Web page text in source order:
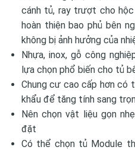
cánh tủ, ray trượt cho
hoàn thiện bao phủ bên
không bị ảnh hưởng của
Nhựa, inox, gỗ công
lựa chọn phổ biến cho tủ
Chung cư cao cấp hơn có
khẩu để tăng tính sang
Nên chọn vật liệu gọn
đặt
Có thể chọn tủ Module